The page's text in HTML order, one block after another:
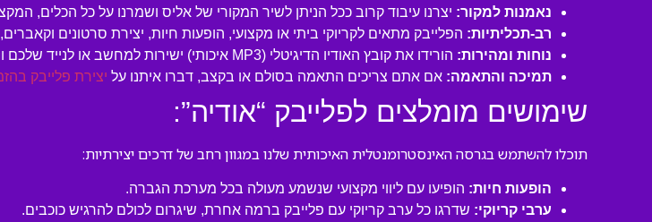
נאמנות למקור: יצרנו עיבוד קרוב ככל הניתן לשיר המקורי של אליס ושמרנו על כל הכלים,
רב-תכליתיות: הפלייבק מתאים לקריוקי ביתי או מקצועי, הופעות חיות, יצירת סרטונים
נוחות ומהירות: הורידו את קובץ האודיו הדיגיטלי (MP3 איכותי) ישירות למחשב או לנייד שלכם והתחילו לשיר תוך דקות!
תמיכה והתאמה: אם אתם צריכים התאמה בסולם או בקצב, דברו איתנו על יצירת פלייבק
שימושים מומלצים לפלייבק “אודיה”:
תוכלו להשתמש בגרסה האינסטרומנטלית האיכותית שלנו במגוון רחב של דרכים יצירתיות:
הופעות חיות: הופיעו עם ליווי מקצועי שנשמע מעולה בכל מערכת הגברה.
ערבי קריוקי: שדרגו כל ערב קריוקי עם פלייבק ברמה אחרת, שיגרום לכולם להרגיש כוכבים.